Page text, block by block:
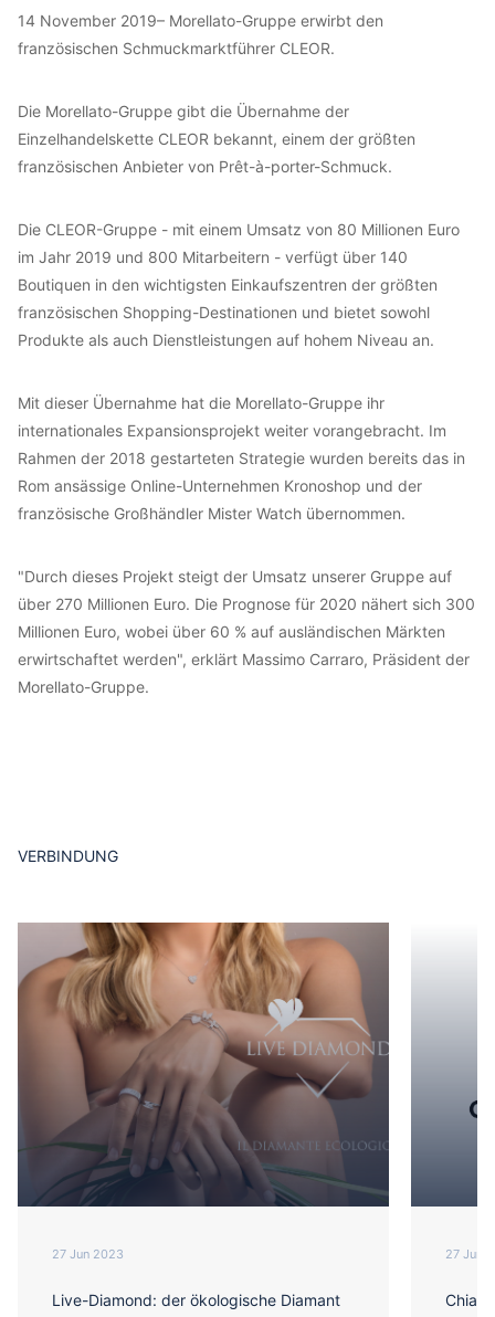
14 November 2019– Morellato-Gruppe erwirbt den
französischen Schmuckmarktführer CLEOR.
Die Morellato-Gruppe gibt die Übernahme der
Einzelhandelskette CLEOR bekannt, einem der größten
französischen Anbieter von Prêt-à-porter-Schmuck.
Die CLEOR-Gruppe - mit einem Umsatz von 80 Millionen Euro
im Jahr 2019 und 800 Mitarbeitern - verfügt über 140
Boutiquen in den wichtigsten Einkaufszentren der größten
französischen Shopping-Destinationen und bietet sowohl
Produkte als auch Dienstleistungen auf hohem Niveau an.
Mit dieser Übernahme hat die Morellato-Gruppe ihr
internationales Expansionsprojekt weiter vorangebracht. Im
Rahmen der 2018 gestarteten Strategie wurden bereits das in
Rom ansässige Online-Unternehmen Kronoshop und der
französische Großhändler Mister Watch übernommen.
"Durch dieses Projekt steigt der Umsatz unserer Gruppe auf
über 270 Millionen Euro. Die Prognose für 2020 nähert sich 300
Millionen Euro, wobei über 60 % auf ausländischen Märkten
erwirtschaftet werden", erklärt Massimo Carraro, Präsident der
Morellato-Gruppe.
VERBINDUNG
27 Jun 2023
Live-Diamond: der ökologische Diamant
27 Jun